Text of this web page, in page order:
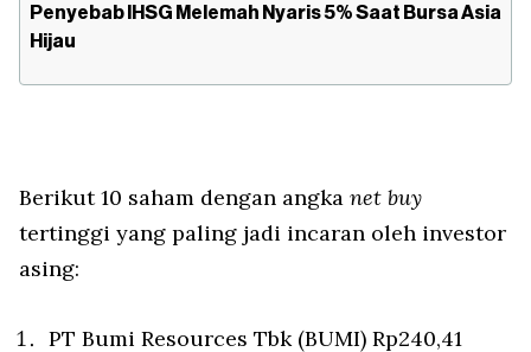
Penyebab IHSG Melemah Nyaris 5% Saat Bursa Asia
Hijau
Berikut 10 saham dengan angka net buy
tertinggi yang paling jadi incaran oleh investor
asing:
PT Bumi Resources Tbk (BUMI) Rp240,41